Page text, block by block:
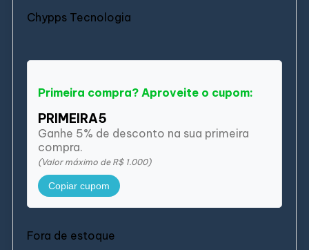
Chypps Tecnologia
Primeira compra? Aproveite o cupom:
PRIMEIRA5
Ganhe 5% de desconto na sua primeira
compra.
(Valor máximo de R$ 1.000)
Copiar cupom
Fora de estoque